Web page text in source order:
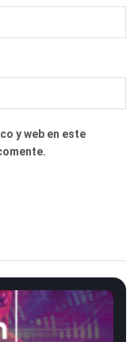
y web en este